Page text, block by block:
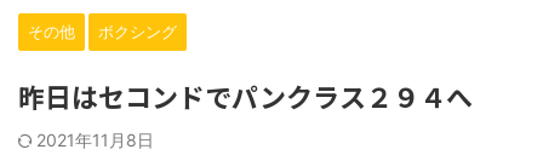
その他 ボクシング
昨日はセコンドでパンクラス２９４へ
2021年11月8日